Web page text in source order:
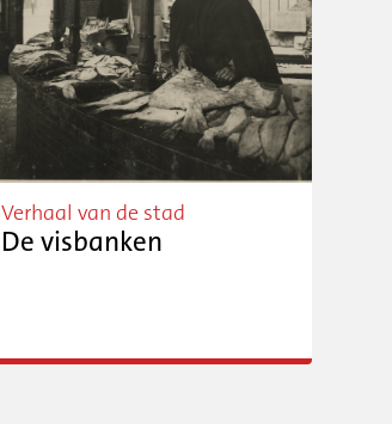
Verhaal van de stad
De visbanken